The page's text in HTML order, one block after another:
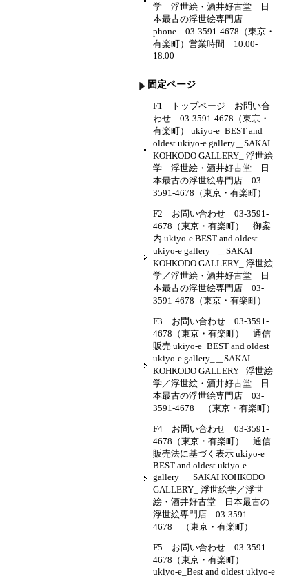
学 浮世絵・酒井好古堂 日
本最古の浮世絵専門店
phone 03-3591-4678（東京・
有楽町）営業時間 10.00-
18.00
固定ページ
F1 トップページ お問い合
わせ 03-3591-4678（東京・
有楽町） ukiyo-e_BEST and
oldest ukiyo-e gallery＿SAKAI
KOHKODO GALLERY_ 浮世絵
学 浮世絵・酒井好古堂 日
本最古の浮世絵専門店 03-
3591-4678（東京・有楽町）
F2 お問い合わせ 03-3591-
4678（東京・有楽町） 御案
内 ukiyo-e BEST and oldest
ukiyo-e gallery _＿SAKAI
KOHKODO GALLERY_ 浮世絵
学／浮世絵・酒井好古堂 日
本最古の浮世絵専門店 03-
3591-4678（東京・有楽町）
F3 お問い合わせ 03-3591-
4678（東京・有楽町） 通信
販売 ukiyo-e_BEST and oldest
ukiyo-e gallery_＿SAKAI
KOHKODO GALLERY_ 浮世絵
学／浮世絵・酒井好古堂 日
本最古の浮世絵専門店 03-
3591-4678 （東京・有楽町）
F4 お問い合わせ 03-3591-
4678（東京・有楽町） 通信
販売法に基づく表示 ukiyo-e
BEST and oldest ukiyo-e
gallery_＿SAKAI KOHKODO
GALLERY_ 浮世絵学／浮世
絵・酒井好古堂 日本最古の
浮世絵専門店 03-3591-
4678 （東京・有楽町）
F5 お問い合わせ 03-3591-
4678（東京・有楽町）
ukiyo-e_Best and oldest ukiyo-e